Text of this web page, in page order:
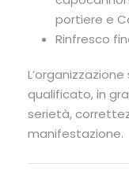
portiere e
Rinfresco
qualificato, in
serietà,
manifestazione.